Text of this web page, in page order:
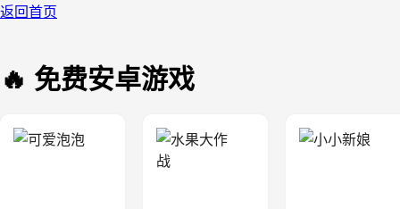
返回首页
🔥 免费安卓游戏